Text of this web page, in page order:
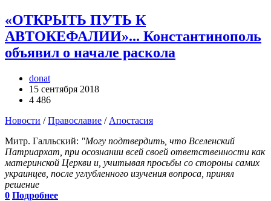
«ОТКРЫТЬ ПУТЬ К
АВТОКЕФАЛИИ»... Константинополь
объявил о начале раскола
donat
15 сентября 2018
4 486
Новости /Православие / Апостасия
Митр. Галльский: "Могу подтвердить, что Вселенский
Патриархат, при осознании всей своей ответственности как
материнской Церкви и, учитывая просьбы со стороны самих
украинцев, после углубленного изучения вопроса, принял
решение
0 Подробнее